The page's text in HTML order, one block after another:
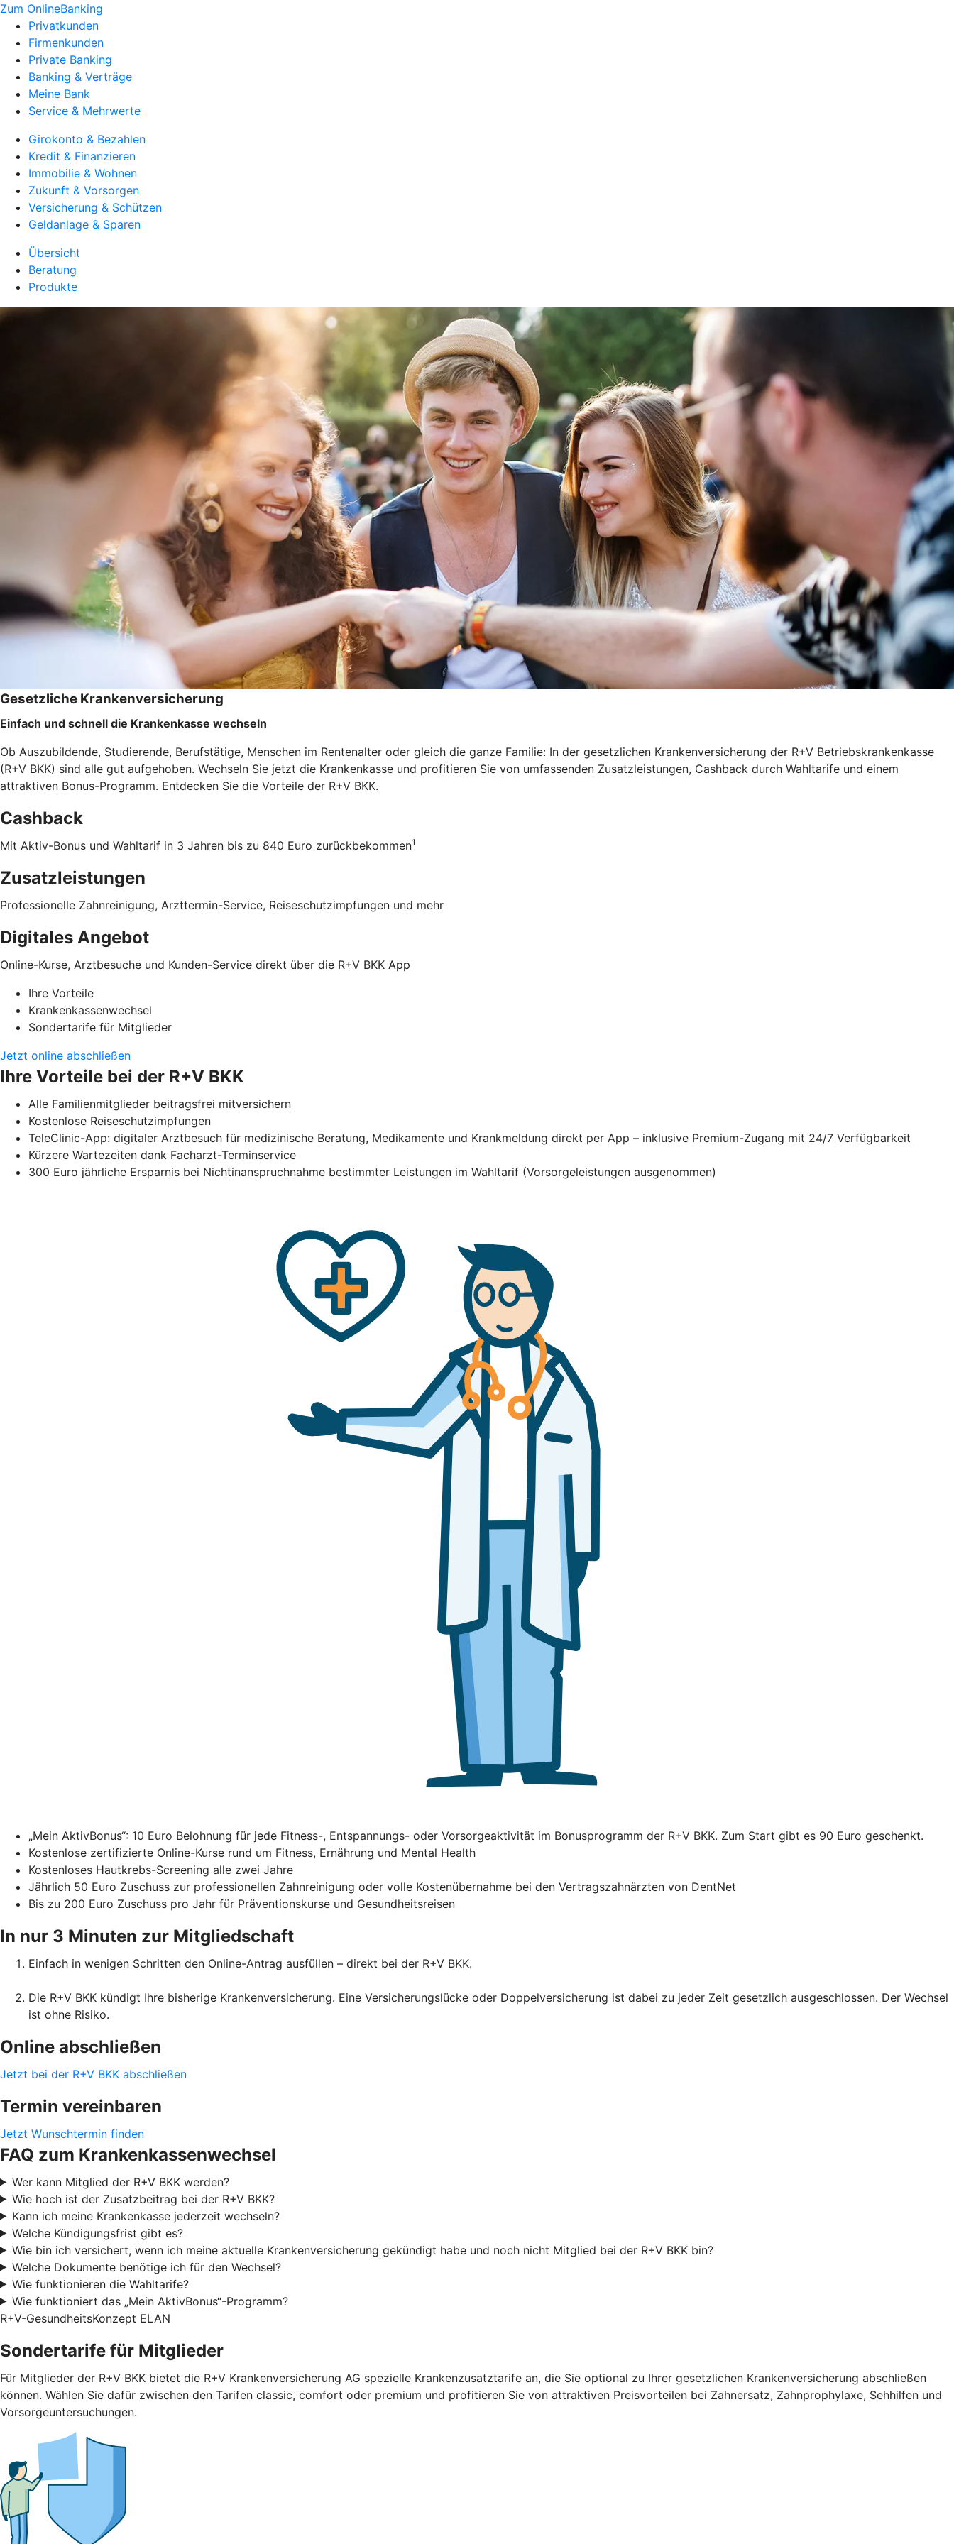
Zum OnlineBanking
Privatkunden
Firmenkunden
Private Banking
Banking & Verträge
Meine Bank
Service & Mehrwerte
Girokonto & Bezahlen
Kredit & Finanzieren
Immobilie & Wohnen
Zukunft & Vorsorgen
Versicherung & Schützen
Geldanlage & Sparen
Übersicht
Beratung
Produkte
Gesetzliche Krankenversicherung
Einfach und schnell die Krankenkasse wechseln
Ob Auszubildende, Studierende, Berufstätige, Menschen im Rentenalter oder gleich die ganze Familie: In der gesetzlichen Krankenversicherung der R+V Betriebskrankenkasse
(R+V BKK) sind alle gut aufgehoben. Wechseln Sie jetzt die Krankenkasse und profitieren Sie von umfassenden Zusatzleistungen, Cashback durch Wahltarife und einem
attraktiven Bonus-Programm. Entdecken Sie die Vorteile der R+V BKK.
Cashback
Mit Aktiv-Bonus und Wahltarif in 3 Jahren bis zu 840 Euro zurückbekommen1
Zusatzleistungen
Professionelle Zahnreinigung, Arzttermin-Service, Reiseschutzimpfungen und mehr
Digitales Angebot
Online-Kurse, Arztbesuche und Kunden-Service direkt über die R+V BKK App
Ihre Vorteile
Krankenkassenwechsel
Sondertarife für Mitglieder
Jetzt online abschließen
Ihre Vorteile bei der R+V BKK
Alle Familienmitglieder beitragsfrei mitversichern
Kostenlose Reiseschutzimpfungen
TeleClinic-App: digitaler Arztbesuch für medizinische Beratung, Medikamente und Krankmeldung direkt per App – inklusive Premium-Zugang mit 24/7 Verfügbarkeit
Kürzere Wartezeiten dank Facharzt-Terminservice
300 Euro jährliche Ersparnis bei Nichtinanspruchnahme bestimmter Leistungen im Wahltarif (Vorsorgeleistungen ausgenommen)
„Mein AktivBonus“: 10 Euro Belohnung für jede Fitness-, Entspannungs- oder Vorsorgeaktivität im Bonusprogramm der R+V BKK. Zum Start gibt es 90 Euro geschenkt.
Kostenlose zertifizierte Online-Kurse rund um Fitness, Ernährung und Mental Health
Kostenloses Hautkrebs-Screening alle zwei Jahre
Jährlich 50 Euro Zuschuss zur professionellen Zahnreinigung oder volle Kostenübernahme bei den Vertragszahnärzten von DentNet
Bis zu 200 Euro Zuschuss pro Jahr für Präventionskurse und Gesundheitsreisen
In nur 3 Minuten zur Mitgliedschaft
Einfach in wenigen Schritten den Online-Antrag ausfüllen – direkt bei der R+V BKK.
Die R+V BKK kündigt Ihre bisherige Krankenversicherung. Eine Versicherungslücke oder Doppelversicherung ist dabei zu jeder Zeit gesetzlich ausgeschlossen. Der Wechsel
ist ohne Risiko.
Online abschließen
Jetzt bei der R+V BKK abschließen
Termin vereinbaren
Jetzt Wunschtermin finden
FAQ zum Krankenkassenwechsel
Wer kann Mitglied der R+V BKK werden?
Wie hoch ist der Zusatzbeitrag bei der R+V BKK?
Kann ich meine Krankenkasse jederzeit wechseln?
Welche Kündigungsfrist gibt es?
Wie bin ich versichert, wenn ich meine aktuelle Krankenversicherung gekündigt habe und noch nicht Mitglied bei der R+V BKK bin?
Welche Dokumente benötige ich für den Wechsel?
Wie funktionieren die Wahltarife?
Wie funktioniert das „Mein AktivBonus“-Programm?
R+V-GesundheitsKonzept ELAN
Sondertarife für Mitglieder
Für Mitglieder der R+V BKK bietet die R+V Krankenversicherung AG spezielle Krankenzusatztarife an, die Sie optional zu Ihrer gesetzlichen Krankenversicherung abschließen
können. Wählen Sie dafür zwischen den Tarifen classic, comfort oder premium und profitieren Sie von attraktiven Preisvorteilen bei Zahnersatz, Zahnprophylaxe, Sehhilfen und
Vorsorgeuntersuchungen.